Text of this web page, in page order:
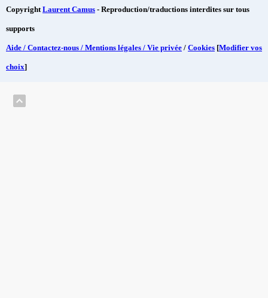
CopyrightLaurent Camus - Reproduction/traductions interdites sur tous
supports
Aide / Contactez-nous / Mentions légales / Vie privée / Cookies [Modifier vos
choix]